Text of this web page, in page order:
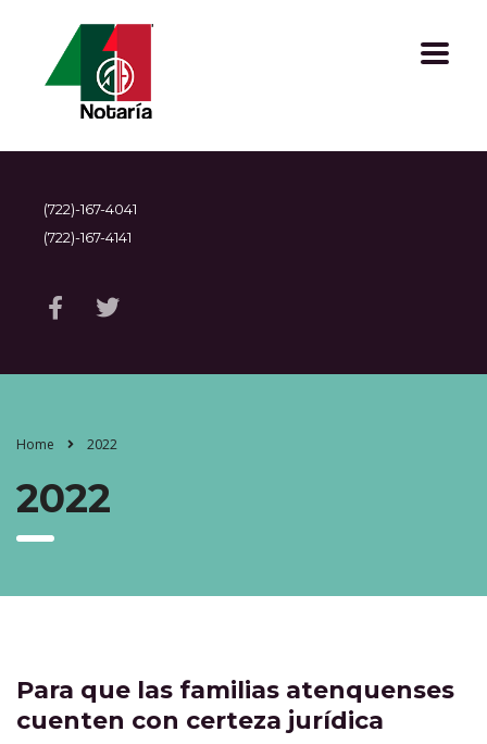
(722)-167-4041
(722)-167-4141
Home 2022
2022
Para que las familias atenquenses
cuenten con certeza jurídica